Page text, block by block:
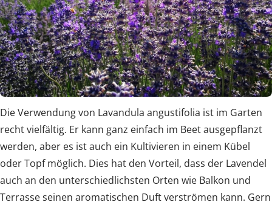
Die Verwendung von Lavandula angustifolia ist im Garten
recht vielfältig. Er kann ganz einfach im Beet ausgepflanzt
werden, aber es ist auch ein Kultivieren in einem Kübel
oder Topf möglich. Dies hat den Vorteil, dass der Lavendel
auch an den unterschiedlichsten Orten wie Balkon und
Terrasse seinen aromatischen Duft verströmen kann. Gern